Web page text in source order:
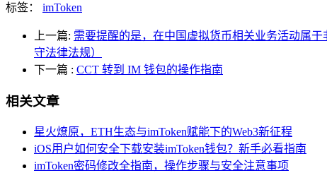
标签： imToken
上一篇: 需要提醒的是，在中国虚拟货币相关业务活动属
守法律法规）
下一篇 : CCT 转到 IM 钱包的操作指南
相关文章
星火燎原，ETH生态与imToken赋能下的Web3新征程
iOS用户如何安全下载安装imToken钱包？新手必看指南
imToken密码修改全指南，操作步骤与安全注意事项